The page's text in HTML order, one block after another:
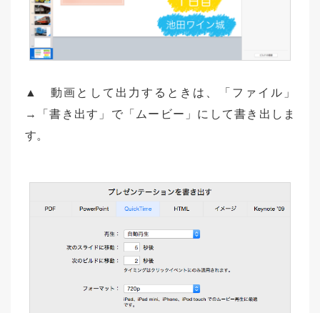
▲ 動画として出力するときは、「ファイル」
→「書き出す」で「ムービー」にして書き出しま
す。